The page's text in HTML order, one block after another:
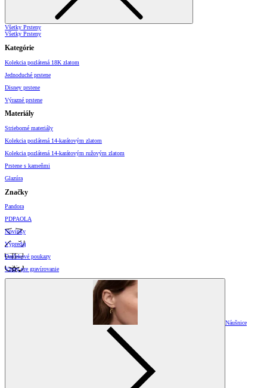
Všetky Prsteny
Všetky Prsteny
Kategórie
Kolekcia pozlátená 18K zlatom
Jednoduché prstene
Disney prstene
Výrazné prstene
Materiály
Strieborné materiály
Kolekcia pozlátená 14-karátovým zlatom
Kolekcia pozlátená 14-karátovým ružovým zlatom
Prstene s kameňmi
Glazúra
Značky
Pandora
PDPAOLA
Novinky
Výpredaj
Darčekové poukazy
Vzory pre gravírovanie
Náušnice